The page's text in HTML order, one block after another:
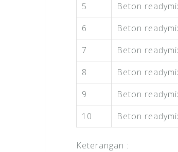
5
Beton
6
Beton
7
Beton
8
Beton
9
Beton
10
Beton
Keterangan :